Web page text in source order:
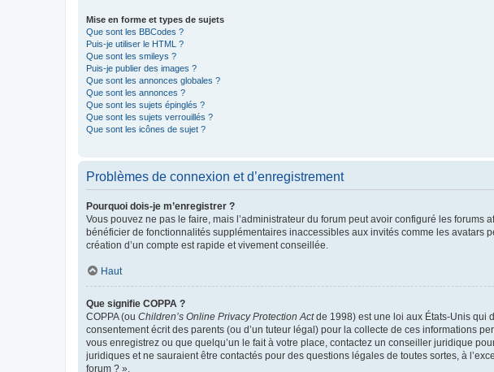
Mise en forme et types de sujets
Que sont les BBCodes ?
Puis-je utiliser le HTML ?
Que sont les smileys ?
Puis-je publier des images ?
Que sont les annonces globales ?
Que sont les annonces ?
Que sont les sujets épinglés ?
Que sont les sujets verrouillés ?
Que sont les icônes de sujet ?
Problèmes de connexion et d’enregistrement
Pourquoi dois-je m’enregistrer ?
Vous pouvez ne pas le faire, mais l’administrateur du forum peut avoir configuré les forums
bénéficier de fonctionnalités supplémentaires inaccessibles aux invités comme les avatars
création d’un compte est rapide et vivement conseillée.
Haut
Que signifie COPPA ?
COPPA (ou Children’s Online Privacy Protection Actde 1998) est une loi aux États-Unis qui
consentement écrit des parents (ou d’un tuteur légal) pour la collecte de ces informations
vous enregistrez ou que quelqu’un le fait à votre place, contactez un conseiller juridique
juridiques et ne sauraient être contactés pour des questions légales de toutes sortes, à
forum ? ».